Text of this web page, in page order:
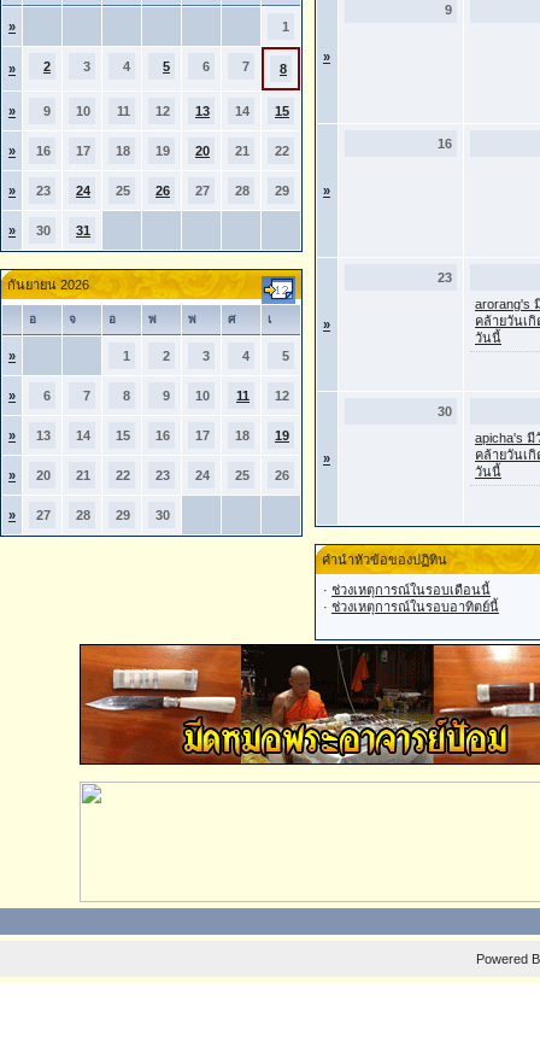
» 1
» 2 3 4 5 6 7 8
» 9 10 11 12 13 14 15
» 16 17 18 19 20 21 22
» 23 24 25 26 27 28 29
» 30 31
กันยายน 2026
อ จ อ พ พ ศ เ
» 1 2 3 4 5
» 6 7 8 9 10 11 12
» 13 14 15 16 17 18 19
» 20 21 22 23 24 25 26
» 27 28 29 30
»
9
»
16
»
23
arorang's
คล้ายวันเกิ
วันนี้
»
30
apicha's มี
คล้ายวันเกิ
วันนี้
คำนำหัวข้อของปฏิทิน
· ช่วงเหตุการณ์ในรอบเดือนนี้
· ช่วงเหตุการณ์ในรอบอาทิตย์นี้
Powered